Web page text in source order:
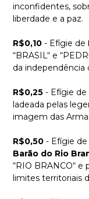
inconfidentes,
liberdade e a paz.
R$0,10 - Efígie de
“BRASIL“ e
da independência
R$0,25 - Efígie de
ladeada pelas
imagem das
R$0,50 - Efígie de
Barão do Rio
“RIO BRANCO“ e
limites territoriais